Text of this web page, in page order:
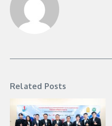
Related Posts